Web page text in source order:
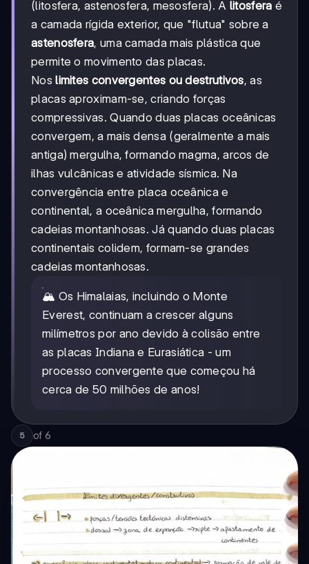
(litosfera, astenosfera, mesosfera). A litosfera é
a camada rígida exterior, que "flutua" sobre a
astenosfera, uma camada mais plástica que
permite o movimento das placas.
Noslimites convergentes ou destrutivos, as
placas aproximam-se, criando forças
compressivas. Quando duas placas oceânicas
convergem, a mais densa (geralmente a mais
antiga) mergulha, formando magma, arcos de
ilhas vulcânicas e atividade sísmica. Na
convergência entre placa oceânica e
continental, a oceânica mergulha, formando
cadeias montanhosas. Já quando duas placas
continentais colidem, formam-se grandes
cadeias montanhosas.
🏔️ Os Himalaias, incluindo o Monte
Everest, continuam a crescer alguns
milímetros por ano devido à colisão entre
as placas Indiana e Eurasiática - um
processo convergente que começou há
cerca de 50 milhões de anos!
5 of 6